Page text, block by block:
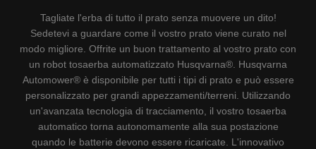
Tagliate l'erba di tutto il prato senza muovere un dito!
Sedetevi a guardare come il vostro prato viene curato nel
modo migliore. Offrite un buon trattamento al vostro prato con
un robot tosaerba automatizzato Husqvarna®. Husqvarna
Automower® è disponibile per tutti i tipi di prato e può essere
personalizzato per grandi appezzamenti/terreni. Utilizzando
un'avanzata tecnologia di tracciamento, il vostro tosaerba
automatico torna autonomamente alla sua postazione
quando le batterie devono essere ricaricate. L'innovativo